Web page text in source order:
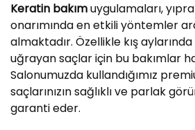
Keratin bakımuygulamaları,
onarımında en etkili yöntemler
almaktadır. Özellikle kış
uğrayan saçlar için bu bakımlar
Salonumuzda kullandığımız
saçlarınızın sağlıklı ve parlak
garanti eder.